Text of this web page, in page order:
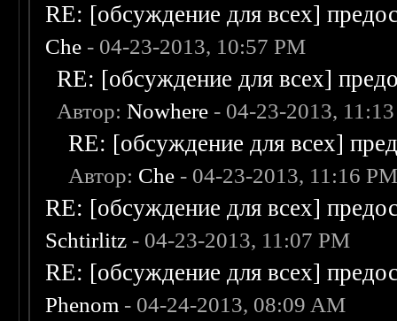
RE: [обсуждение для всех]
Che - 04-23-2013, 10:57 PM
RE: [обсуждение для всех]
Автор:Nowhere - 04-23-2013,
RE: [обсуждение для всех]
Автор: Che - 04-23-2013, 11:16
RE: [обсуждение для всех]
Schtirlitz - 04-23-2013, 11:07 PM
RE: [обсуждение для всех]
Phenom - 04-24-2013, 08:09 AM